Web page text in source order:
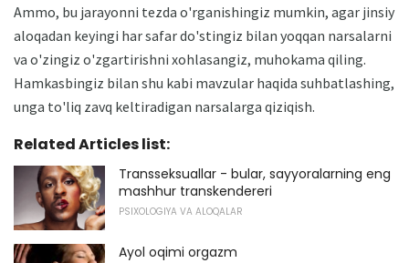
Ammo, bu jarayonni tezda o'rganishingiz mumkin, agar jinsiy
aloqadan keyingi har safar do'stingiz bilan yoqqan narsalarni
va o'zingiz o'zgartirishni xohlasangiz, muhokama qiling.
Hamkasbingiz bilan shu kabi mavzular haqida suhbatlashing,
unga to'liq zavq keltiradigan narsalarga qiziqish.
Related Articles list:
Transseksuallar - bular, sayyoralarning eng
mashhur transkendereri
PSIXOLOGIYA VA ALOQALAR
Ayol oqimi orgazm